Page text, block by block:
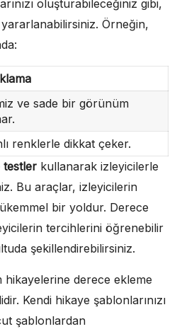
oluşturabileceğiniz gibi,
Örneğin,
ve sade bir görünüm
renklerle dikkat çeker.
testler kullanarak izleyicilerle
Bu araçlar, izleyicilerin
bir yoldur. Derece
tercihlerini öğrenebilir
şekillendirebilirsiniz.
derece ekleme
Kendi hikaye şablonlarınızı
şablonlardan